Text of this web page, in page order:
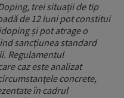
trei situații de tip
de 12 luni pot constitui
și pot atrage o
sancțiunea standard
Regulamentul
caz este analizat
concrete,
în cadrul